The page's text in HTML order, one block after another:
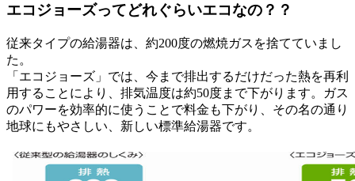
エコジョーズってどれぐらいエコなの？？
従来タイプの給湯器は、約200度の燃焼ガスを捨てていまし
た。
「エコジョーズ」では、今まで排出するだけだった熱を再利
用することにより、排気温度は約50度まで下がります。ガス
のパワーを効率的に使うことで料金も下がり、その名の通り
地球にもやさしい、新しい標準給湯器です。